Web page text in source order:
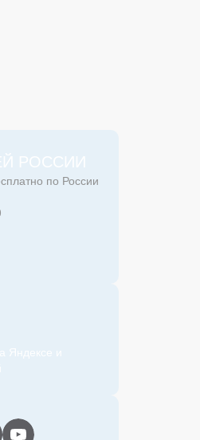
РОССИИ
по России
Яндексе и